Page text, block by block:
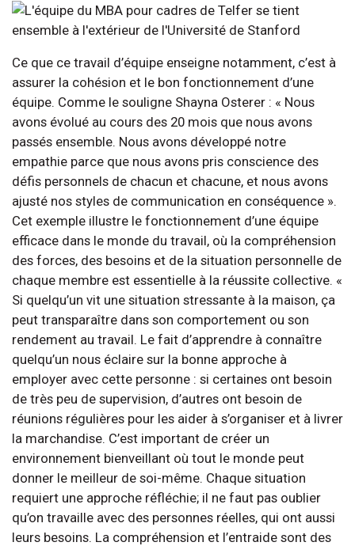
Ce que ce travail d’équipe enseigne notamment, c’est à
assurer la cohésion et le bon fonctionnement d’une
équipe. Comme le souligne Shayna Osterer : « Nous
avons évolué au cours des 20 mois que nous avons
passés ensemble. Nous avons développé notre
empathie parce que nous avons pris conscience des
défis personnels de chacun et chacune, et nous avons
ajusté nos styles de communication en conséquence ».
Cet exemple illustre le fonctionnement d’une équipe
efficace dans le monde du travail, où la compréhension
des forces, des besoins et de la situation personnelle de
chaque membre est essentielle à la réussite collective. «
Si quelqu’un vit une situation stressante à la maison, ça
peut transparaître dans son comportement ou son
rendement au travail. Le fait d’apprendre à connaître
quelqu’un nous éclaire sur la bonne approche à
employer avec cette personne : si certaines ont besoin
de très peu de supervision, d’autres ont besoin de
réunions régulières pour les aider à s’organiser et à livrer
la marchandise. C’est important de créer un
environnement bienveillant où tout le monde peut
donner le meilleur de soi-même. Chaque situation
requiert une approche réfléchie; il ne faut pas oublier
qu’on travaille avec des personnes réelles, qui ont aussi
leurs besoins. La compréhension et l’entraide sont des